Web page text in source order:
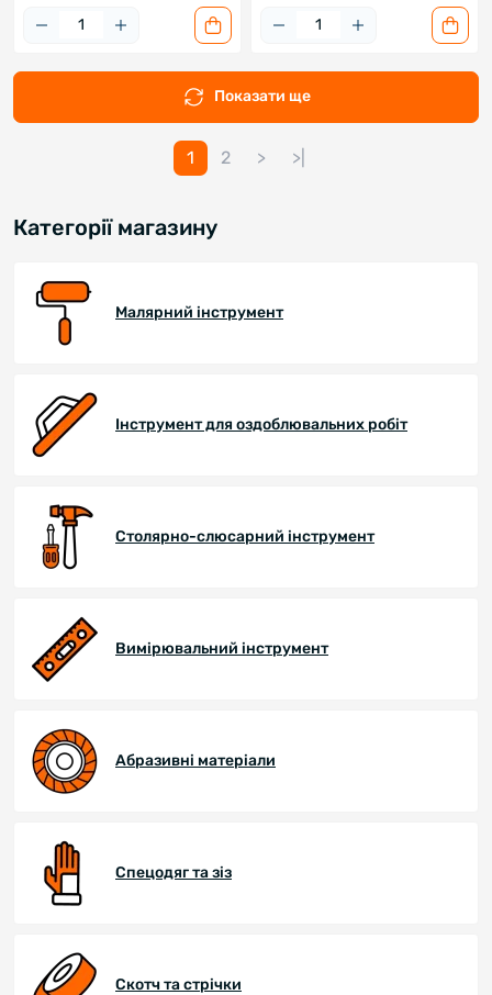
Показати ще
1 2 > >|
Категорії магазину
Малярний інструмент
Інструмент для оздоблювальних робіт
Столярно-слюсарний інструмент
Вимірювальний інструмент
Абразивні матеріали
Спецодяг та зіз
Скотч та стрічки